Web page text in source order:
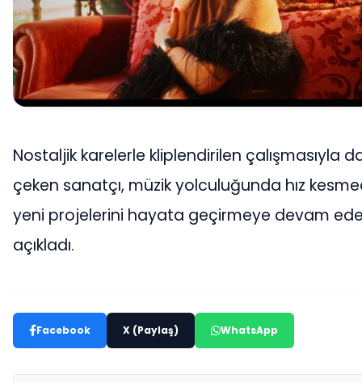
Nostaljik karelerle kliplendirilen çalışmasıyla
çeken sanatçı, müzik yolculuğunda hız
yeni projelerini hayata geçirmeye devam
açıkladı.
Facebook X (Paylaş) WhatsApp